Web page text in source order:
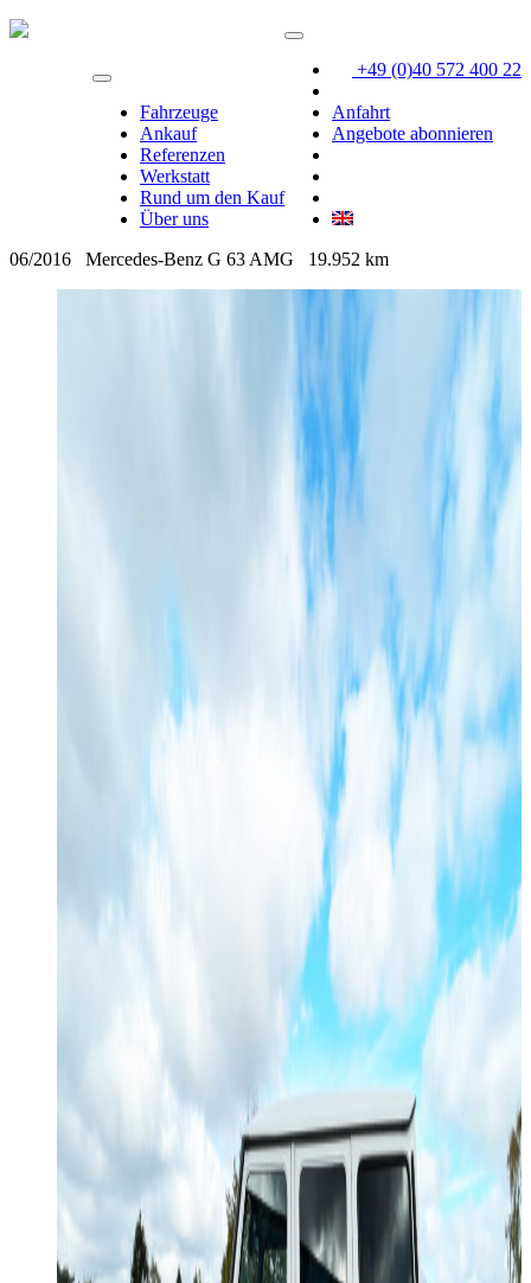
+49 (0)40 572 400 22
Anfahrt
Angebote abonnieren
Fahrzeuge
Ankauf
Referenzen
Werkstatt
Rund um den Kauf
Über uns
06/2016
Mercedes-Benz G 63 AMG 19.952 km